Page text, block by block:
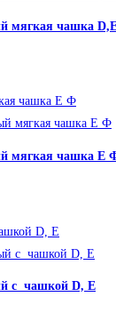
мягкая чашка
мягкая чашка Е
с чашкой D, Е